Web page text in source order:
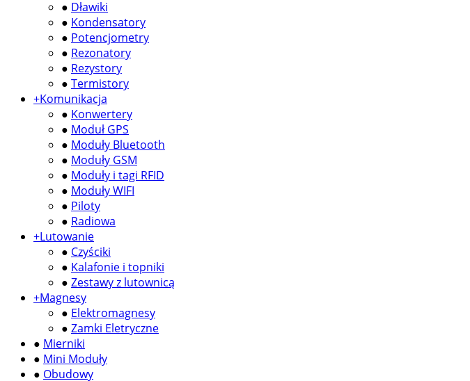
● Dławiki
● Kondensatory
● Potencjometry
● Rezonatory
● Rezystory
● Termistory
+Komunikacja
● Konwertery
● Moduł GPS
● Moduły Bluetooth
● Moduły GSM
● Moduły i tagi RFID
● Moduły WIFI
● Piloty
● Radiowa
+Lutowanie
● Czyściki
● Kalafonie i topniki
● Zestawy z lutownicą
+Magnesy
● Elektromagnesy
● Zamki Eletryczne
● Mierniki
● Mini Moduły
● Obudowy